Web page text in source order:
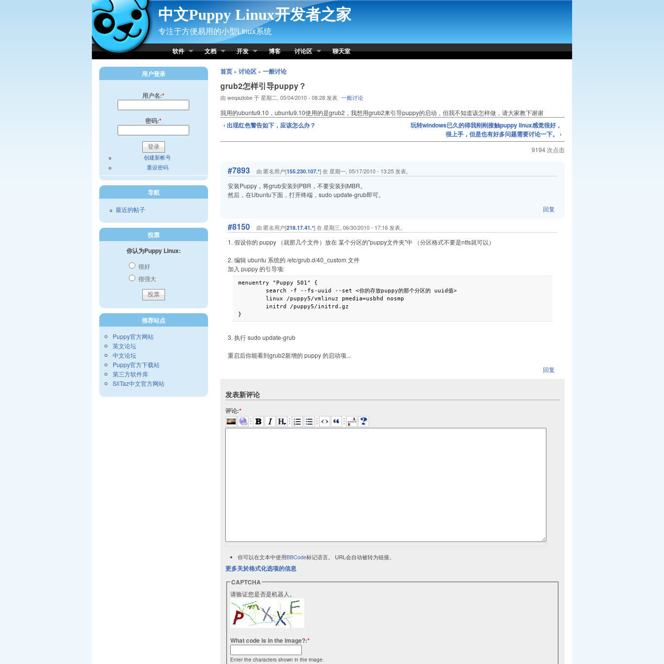
Skip to Content
中文Puppy Linux开发者之家
专注于方便易用的小型Linux系统
软件 文档 开发 博客 讨论区 聊天室
首页» 讨论区» 一般讨论
grub2怎样引导puppy？
由 weqazlobe 于 星期二, 05/04/2010 - 08:28 发表 一般讨论
我用的ubuntu9.10，ubuntu9.10使用的是grub2，我想用grub2来引导puppy的启动，但我不知道该怎样做，请大家教下谢谢
‹ 出现红色警告如下，应该怎么办？
玩转windows已久的得我刚刚接触puppy linux感觉很好，
很上手，但是也有好多问题需要讨论一下。 ›
9194 次点击
#7893 由 匿名用户[155.230.107.*] 在 星期一, 05/17/2010 - 13:25 发表。
安装Puppy，将grub安装到PBR，不要安装到MBR。
然后，在Ubuntu下面，打开终端，sudo update-grub即可。
回复
#8150 由 匿名用户[218.17.41.*] 在 星期三, 06/30/2010 - 17:16 发表。
1. 假设你的 puppy （就那几个文件）放在 某个分区的"puppy文件夹"中 （分区格式不要是ntfs就可以）
2. 编辑 ubuntu 系统的 /etc/grub.d/40_custom 文件
加入 puppy 的引导项:
menuentry "Puppy 501" {
	linux /puppy5/vmlinuz pmedia=usbhd nosmp
3. 执行 sudo update-grub
重启后你能看到grub2新增的 puppy 的启动项...
回复
发表新评论
评论:*
你可以在文本中使用BBCode标记语言。 URL会自动被转为链接。
更多关於格式化选项的信息
CAPTCHA
请验证您是否是机器人。
What code is in the image?:*
Enter the characters shown in the image.
用户登录
用户名:*
密码:*
创建新帐号
重设密码
导航
最近的帖子
投票
你认为Puppy Linux:
很好
很强大
推荐站点
Puppy官方网站
英文论坛
中文论坛
Puppy官方下载站
第三方软件库
SliTaz中文官方网站